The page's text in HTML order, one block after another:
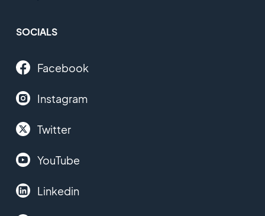
SOCIALS
Facebook
Instagram
Twitter
YouTube
Linkedin